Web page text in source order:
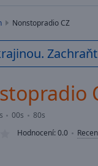
Nonstopradio CZ
00s
80s
Hodnocení:0.0